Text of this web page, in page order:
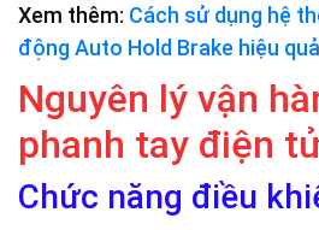
Xem thêm: Cách sử dụng hệ
động Auto Hold Brake hiệu quả
Nguyên lý vận
phanh tay điện
Chức năng điều